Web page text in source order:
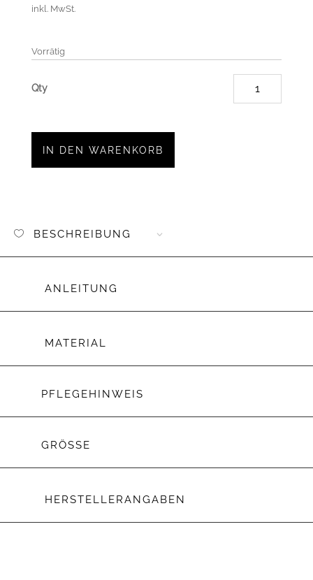
inkl. MwSt.
Vorrätig
IN DEN WARENKORB
BESCHREIBUNG
ANLEITUNG
MATERIAL
PFLEGEHINWEIS
GRÖSSE
HERSTELLERANGABEN